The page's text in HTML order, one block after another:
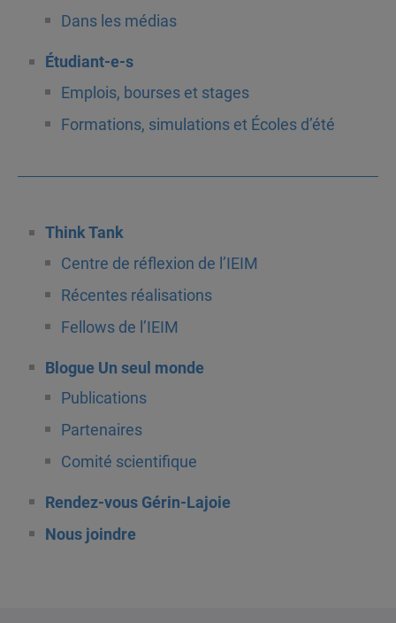
Dans les médias
Étudiant-e-s
Emplois, bourses et stages
Formations, simulations et Écoles d’été
Think Tank
Centre de réflexion de l’IEIM
Récentes réalisations
Fellows de l’IEIM
Blogue Un seul monde
Publications
Partenaires
Comité scientifique
Rendez-vous Gérin-Lajoie
Nous joindre